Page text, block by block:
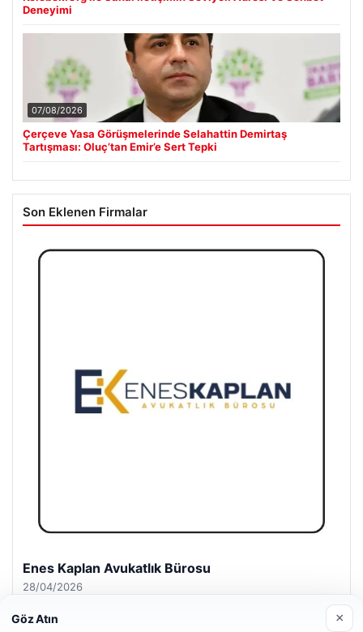
Deneyimi
07/08/2026
Çerçeve Yasa Görüşmelerinde Selahattin Demirtaş
Tartışması: Oluç’tan Emir’e Sert Tepki
Son Eklenen Firmalar
Enes Kaplan Avukatlık Bürosu
28/04/2026
Göz Atın ×